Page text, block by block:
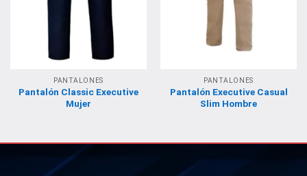
PANTALONES
Pantalón Classic Executive
Mujer
PANTALONES
Pantalón Executive Casual
Slim Hombre